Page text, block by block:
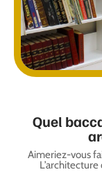
Quel
Aimeriez-vous